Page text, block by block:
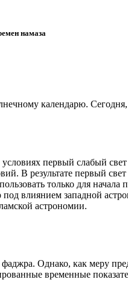
намаза
первый слабый свет
В результате первый
только для
под влиянием западной
астрономии.
фаджра. Однако, как меру
временные